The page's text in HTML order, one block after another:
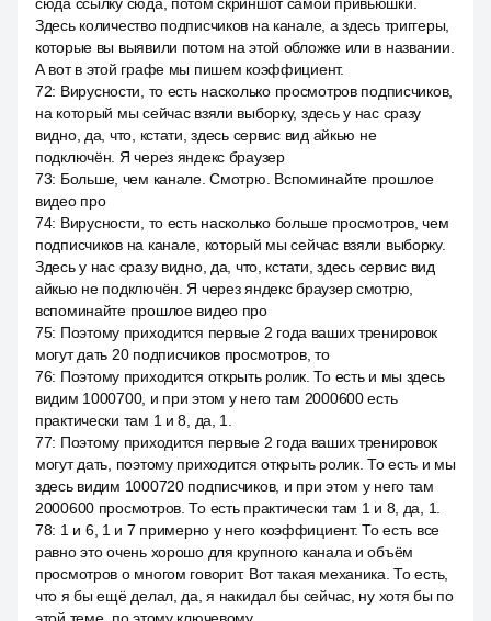
Здесь количество подписчиков на канале, а здесь триггеры,
которые вы выявили потом на этой обложке или в названии.
А вот в этой графе мы пишем коэффициент.
72: Вирусности, то есть насколько просмотров подписчиков,
на который мы сейчас взяли выборку, здесь у нас сразу
видно, да, что, кстати, здесь сервис вид айкью не
подключён. Я через яндекс браузер
73: Больше, чем канале. Смотрю. Вспоминайте прошлое
видео про
74: Вирусности, то есть насколько больше просмотров, чем
подписчиков на канале, который мы сейчас взяли выборку.
Здесь у нас сразу видно, да, что, кстати, здесь сервис вид
айкью не подключён. Я через яндекс браузер смотрю,
вспоминайте прошлое видео про
75: Поэтому приходится первые 2 года ваших тренировок
могут дать 20 подписчиков просмотров, то
76: Поэтому приходится открыть ролик. То есть и мы здесь
видим 1000700, и при этом у него там 2000600 есть
практически там 1 и 8, да, 1.
77: Поэтому приходится первые 2 года ваших тренировок
могут дать, поэтому приходится открыть ролик. То есть и мы
здесь видим 1000720 подписчиков, и при этом у него там
2000600 просмотров. То есть практически там 1 и 8, да, 1.
78: 1 и 6, 1 и 7 примерно у него коэффициент. То есть все
равно это очень хорошо для крупного канала и объём
просмотров о многом говорит. Вот такая механика. То есть,
что я бы ещё делал, да, я накидал бы сейчас, ну хотя бы по